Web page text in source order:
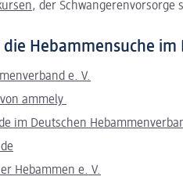
, der Schwangerenvorsorge
Hebammensuche im
e. V.
ammely
im Deutschen
Hebammen e. V.